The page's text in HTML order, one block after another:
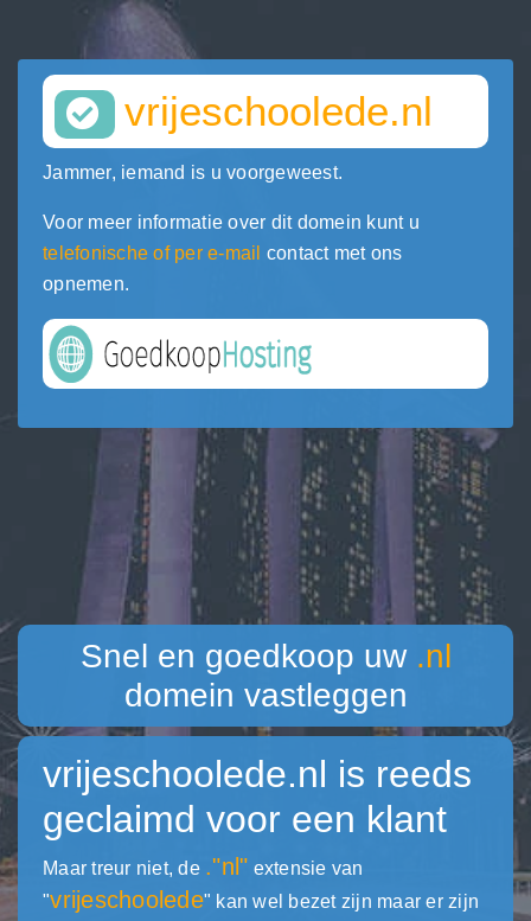
vrijeschoolede.nl
Jammer, iemand is u voorgeweest.
Voor meer informatie over dit domein kunt u
telefonische of per e-mail contact met ons
opnemen.
Snel en goedkoop uw .nl
domein vastleggen
vrijeschoolede.nl is reeds
geclaimd voor een klant
Maar treur niet, de ."nl" extensie van
"vrijeschoolede" kan wel bezet zijn maar er zijn